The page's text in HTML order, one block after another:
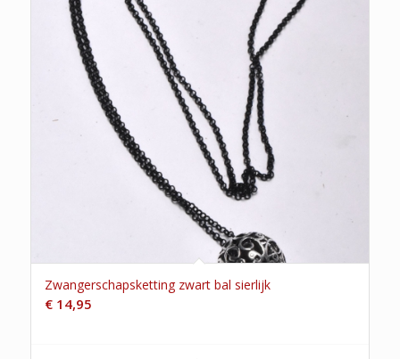
Zwangerschapsketting zwart bal sierlijk
€14,95